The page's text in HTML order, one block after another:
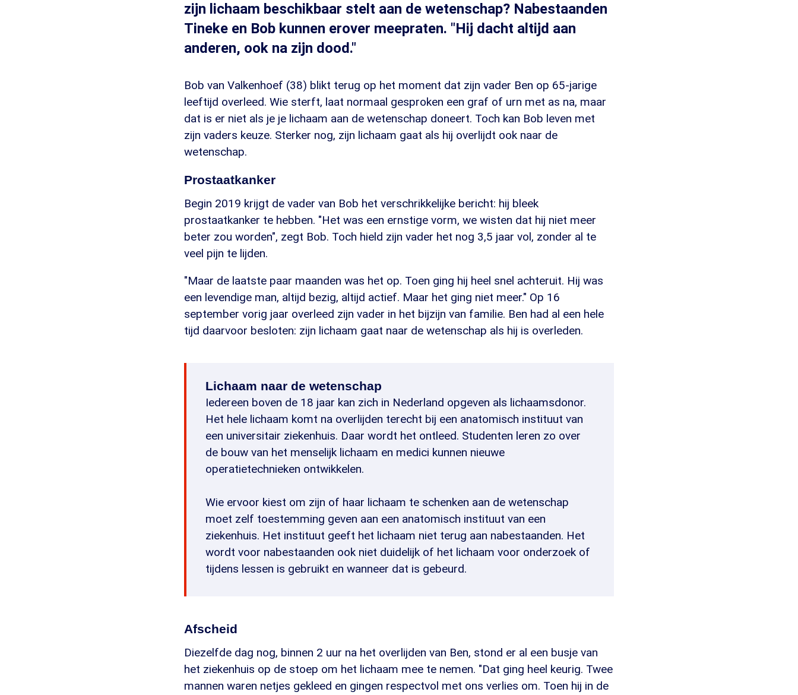
zijn lichaam beschikbaar stelt aan de wetenschap? Nabestaanden
Tineke en Bob kunnen erover meepraten. "Hij dacht altijd aan
anderen, ook na zijn dood."
Bob van Valkenhoef (38) blikt terug op het moment dat zijn vader Ben op 65-jarige
leeftijd overleed. Wie sterft, laat normaal gesproken een graf of urn met as na, maar
dat is er niet als je je lichaam aan de wetenschap doneert. Toch kan Bob leven met
zijn vaders keuze. Sterker nog, zijn lichaam gaat als hij overlijdt ook naar de
wetenschap.
Prostaatkanker
Begin 2019 krijgt de vader van Bob het verschrikkelijke bericht: hij bleek
prostaatkanker te hebben. "Het was een ernstige vorm, we wisten dat hij niet meer
beter zou worden", zegt Bob. Toch hield zijn vader het nog 3,5 jaar vol, zonder al te
veel pijn te lijden.
"Maar de laatste paar maanden was het op. Toen ging hij heel snel achteruit. Hij was
een levendige man, altijd bezig, altijd actief. Maar het ging niet meer." Op 16
september vorig jaar overleed zijn vader in het bijzijn van familie. Ben had al een hele
tijd daarvoor besloten: zijn lichaam gaat naar de wetenschap als hij is overleden.
Lichaam naar de wetenschap
Iedereen boven de 18 jaar kan zich in Nederland opgeven als lichaamsdonor.
Het hele lichaam komt na overlijden terecht bij een anatomisch instituut van
een universitair ziekenhuis. Daar wordt het ontleed. Studenten leren zo over
de bouw van het menselijk lichaam en medici kunnen nieuwe
operatietechnieken ontwikkelen.
Wie ervoor kiest om zijn of haar lichaam te schenken aan de wetenschap
moet zelf toestemming geven aan een anatomisch instituut van een
ziekenhuis. Het instituut geeft het lichaam niet terug aan nabestaanden. Het
wordt voor nabestaanden ook niet duidelijk of het lichaam voor onderzoek of
tijdens lessen is gebruikt en wanneer dat is gebeurd.
Afscheid
Diezelfde dag nog, binnen 2 uur na het overlijden van Ben, stond er al een busje van
het ziekenhuis op de stoep om het lichaam mee te nemen. "Dat ging heel keurig. Twee
mannen waren netjes gekleed en gingen respectvol met ons verlies om. Toen hij in de